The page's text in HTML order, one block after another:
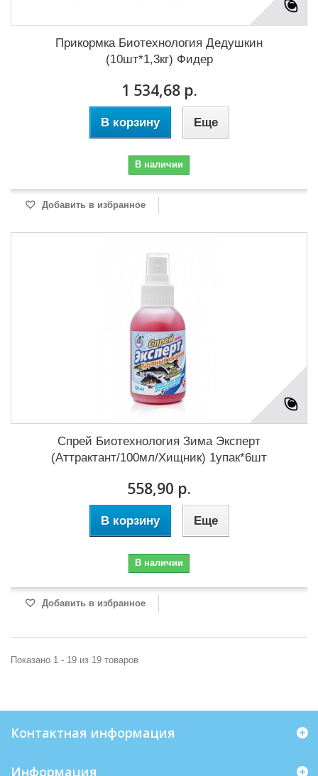
Прикормка Биотехнология Дедушкин
(10шт*1,3кг) Фидер
1 534,68 р.
В корзину Еще
В наличии
Добавить в избранное
Спрей Биотехнология Зима Эксперт
(Аттрактант/100мл/Хищник) 1упак*6шт
558,90 р.
В корзину Еще
В наличии
Добавить в избранное
Показано 1 - 19 из 19 товаров
Контактная информация
Информация